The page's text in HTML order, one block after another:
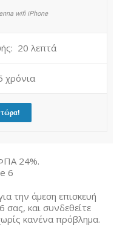
wifi iPhone
20 λεπτά
χρόνια
24%.
6
την άμεση επισκευή
σας, και συνδεθείτε
κανένα πρόβλημα.